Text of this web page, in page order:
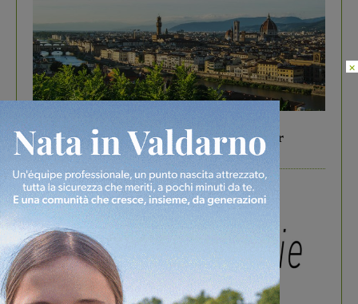
Gita di famiglia a Firenze: 5 idee per far
divertire i tuoi figli
×